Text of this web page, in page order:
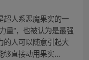
超人系恶魔果实的一
量”，也被认为是最强
的人可以随意引起大
够直接动用果实...